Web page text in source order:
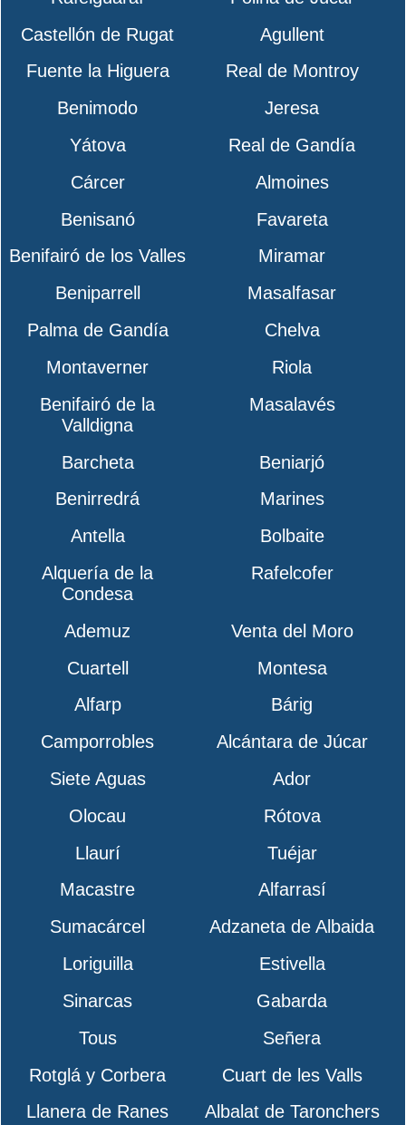
Castellón de Rugat
Agullent
Fuente la Higuera
Real de Montroy
Benimodo
Jeresa
Yátova
Real de Gandía
Cárcer
Almoines
Benisanó
Favareta
Benifairó de los Valles
Miramar
Beniparrell
Masalfasar
Palma de Gandía
Chelva
Montaverner
Riola
Benifairó de la
Valldigna
Masalavés
Barcheta
Beniarjó
Benirredrá
Marines
Antella
Bolbaite
Alquería de la
Condesa
Rafelcofer
Ademuz
Venta del Moro
Cuartell
Montesa
Alfarp
Bárig
Camporrobles
Alcántara de Júcar
Siete Aguas
Ador
Olocau
Rótova
Llaurí
Tuéjar
Macastre
Alfarrasí
Sumacárcel
Adzaneta de Albaida
Loriguilla
Estivella
Sinarcas
Gabarda
Tous
Señera
Rotglá y Corbera
Cuart de les Valls
Llanera de Ranes
Albalat de Taronchers